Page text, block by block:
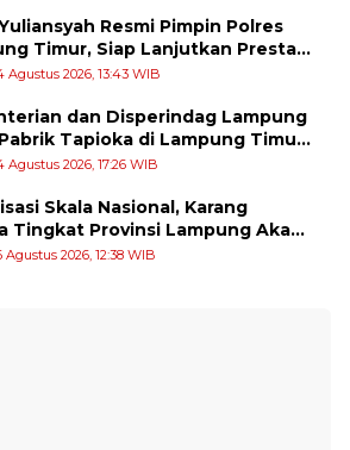
Resmi Pimpin Polres
Timur, Siap Lanjutkan Prestasi
AKBP Heti Patmawati
Agustus 2026, 13:43 WIB
dan Disperindag Lampung
Tapioka di Lampung Timur,
Apresiasi Langkah Pengawasan
Agustus 2026, 17:26 WIB
Skala Nasional, Karang
Tingkat Provinsi Lampung Akan
Temu Karya pada tanggal 7
Agustus 2026, 12:38 WIB